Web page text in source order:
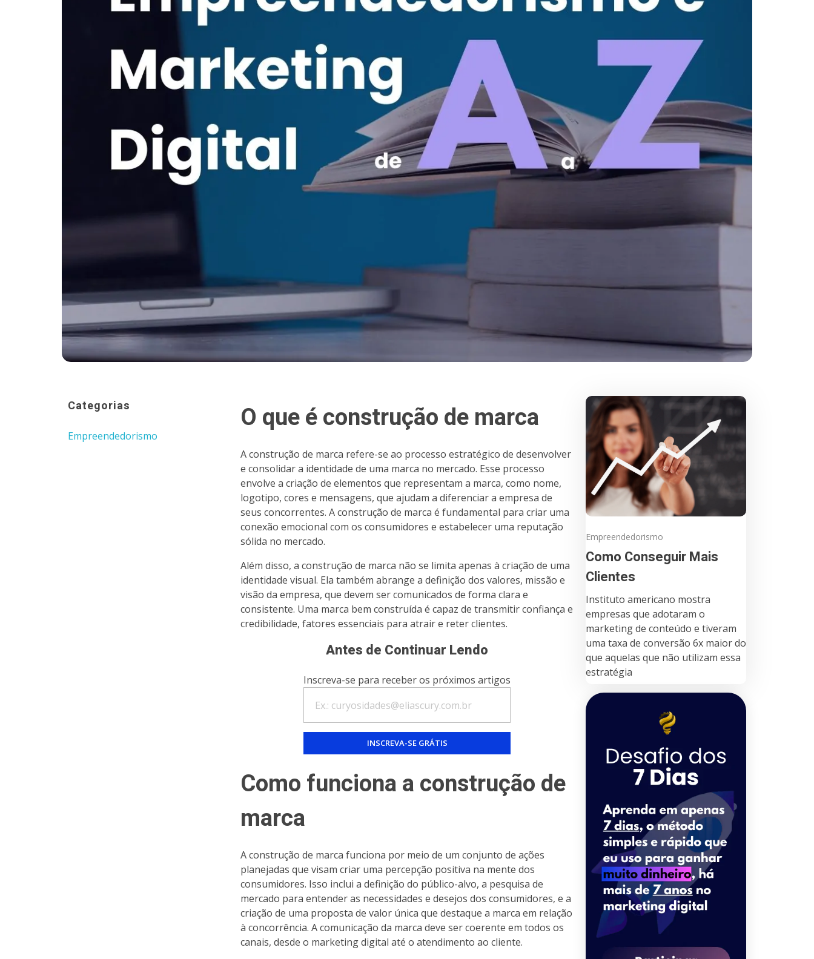
Categorias
Empreendedorismo
O que é construção de marca
A construção de marca refere-se ao processo estratégico de desenvolver
e consolidar a identidade de uma marca no mercado. Esse processo
envolve a criação de elementos que representam a marca, como nome,
logotipo, cores e mensagens, que ajudam a diferenciar a empresa de
seus concorrentes. A construção de marca é fundamental para criar uma
conexão emocional com os consumidores e estabelecer uma reputação
sólida no mercado.
Além disso, a construção de marca não se limita apenas à criação de uma
identidade visual. Ela também abrange a definição dos valores, missão e
visão da empresa, que devem ser comunicados de forma clara e
consistente. Uma marca bem construída é capaz de transmitir confiança e
credibilidade, fatores essenciais para atrair e reter clientes.
Antes de Continuar Lendo
Inscreva-se para receber os próximos artigos
Como funciona a construção de
marca
A construção de marca funciona por meio de um conjunto de ações
planejadas que visam criar uma percepção positiva na mente dos
consumidores. Isso inclui a definição do público-alvo, a pesquisa de
mercado para entender as necessidades e desejos dos consumidores, e a
criação de uma proposta de valor única que destaque a marca em relação
à concorrência. A comunicação da marca deve ser coerente em todos os
canais, desde o marketing digital até o atendimento ao cliente.
Empreendedorismo
Como Conseguir Mais
Clientes
Instituto americano mostra
empresas que adotaram o
marketing de conteúdo e tiveram
uma taxa de conversão 6x maior do
que aquelas que não utilizam essa
estratégia